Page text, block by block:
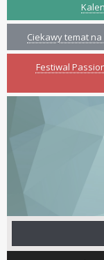
Ciekawy temat
Festiwal